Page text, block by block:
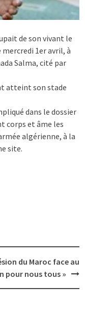
de son vivant le
mercredi 1er avril, à
Salma, cité par
atteint son stade
dans le dossier
corps et âme les
algérienne, à la
site.
du Maroc face au
pour nous tous »